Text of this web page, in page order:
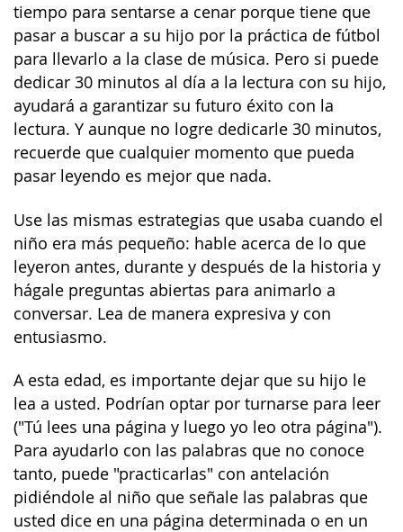
tiempo para sentarse a cenar porque tiene que
pasar a buscar a su hijo por la práctica de fútbol
para llevarlo a la clase de música. Pero si puede
dedicar 30 minutos al día a la lectura con su hijo,
ayudará a garantizar su futuro éxito con la
lectura. Y aunque no logre dedicarle 30 minutos,
recuerde que cualquier momento que pueda
pasar leyendo es mejor que nada.
Use las mismas estrategias que usaba cuando el
niño era más pequeño: hable acerca de lo que
leyeron antes, durante y después de la historia y
hágale preguntas abiertas para animarlo a
conversar. Lea de manera expresiva y con
entusiasmo.
A esta edad, es importante dejar que su hijo le
lea a usted. Podrían optar por turnarse para leer
("Tú lees una página y luego yo leo otra página").
Para ayudarlo con las palabras que no conoce
tanto, puede "practicarlas" con antelación
pidiéndole al niño que señale las palabras que
usted dice en una página determinada o en un